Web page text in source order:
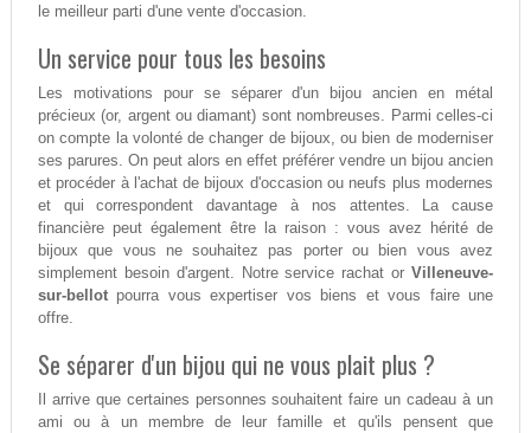
le meilleur parti d'une vente d'occasion.
Un service pour tous les besoins
Les motivations pour se séparer d'un bijou ancien en métal
précieux (or, argent ou diamant) sont nombreuses. Parmi celles-ci
on compte la volonté de changer de bijoux, ou bien de moderniser
ses parures. On peut alors en effet préférer vendre un bijou ancien
et procéder à l'achat de bijoux d'occasion ou neufs plus modernes
et qui correspondent davantage à nos attentes. La cause
financière peut également être la raison : vous avez hérité de
bijoux que vous ne souhaitez pas porter ou bien vous avez
simplement besoin d'argent. Notre service rachat orVilleneuve-
sur-bellotpourra vous expertiser vos biens et vous faire une
offre.
Se séparer d'un bijou qui ne vous plait plus ?
Il arrive que certaines personnes souhaitent faire un cadeau à un
ami ou à un membre de leur famille et qu'ils pensent que